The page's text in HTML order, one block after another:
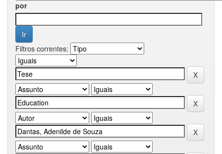
por
Filtros correntes: